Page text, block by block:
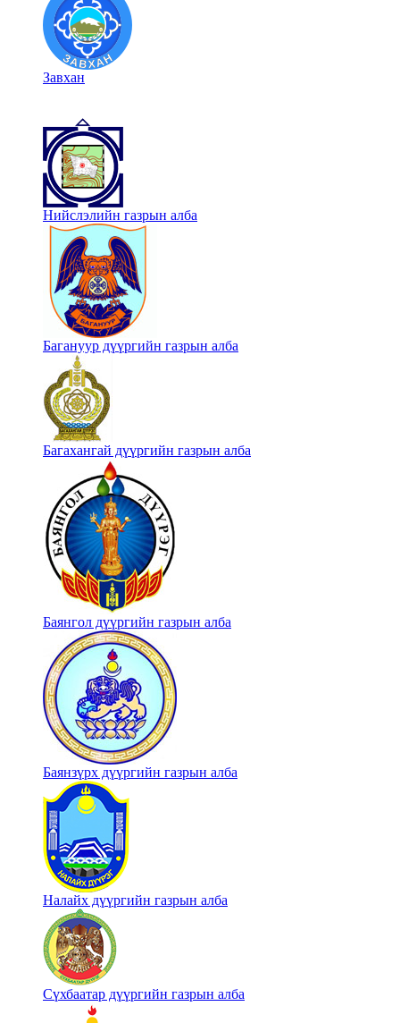
Завхан
Нийслэлийн газрын алба
Багануур дүүргийн газрын алба
Багахангай дүүргийн газрын алба
Баянгол дүүргийн газрын алба
Баянзүрх дүүргийн газрын алба
Налайх дүүргийн газрын алба
Сүхбаатар дүүргийн газрын алба